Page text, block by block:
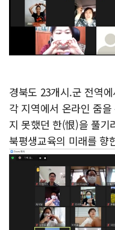
경북도 23개시.군 전역
각 지역에서 온라인 줌
지 못했던 한(恨)을 풀기
북평생교육의 미래를 향